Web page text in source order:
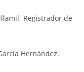
Registrador de
Hernández.